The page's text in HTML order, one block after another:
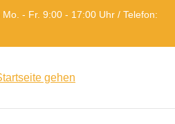
- Fr. 9:00 - 17:00 Uhr / Telefon: